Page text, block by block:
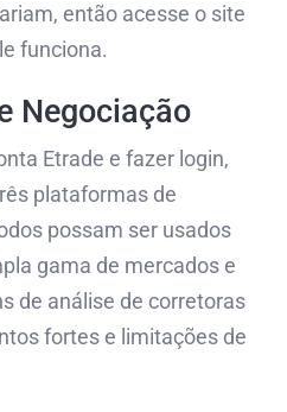
então acesse o site
funciona.
Negociação
Etrade e fazer login,
plataformas de
possam ser usados
gama de mercados e
de análise de corretoras
fortes e limitações de